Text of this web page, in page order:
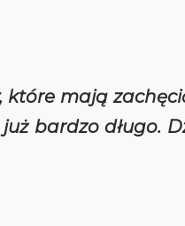
które mają
bardzo długo.